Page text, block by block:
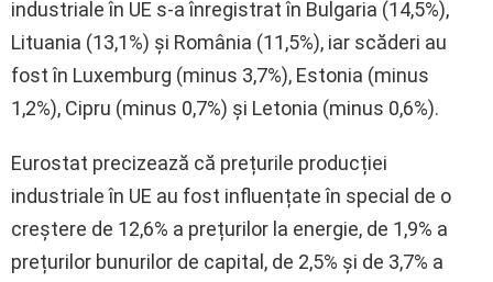
industriale în UE s-a înregistrat în Bulgaria (14,5%),
Lituania (13,1%) și România (11,5%), iar scăderi au
fost în Luxemburg (minus 3,7%), Estonia (minus
1,2%), Cipru (minus 0,7%) și Letonia (minus 0,6%).
Eurostat precizează că prețurile producției
industriale în UE au fost influențate în special de o
creștere de 12,6% a prețurilor la energie, de 1,9% a
prețurilor bunurilor de capital, de 2,5% și de 3,7% a